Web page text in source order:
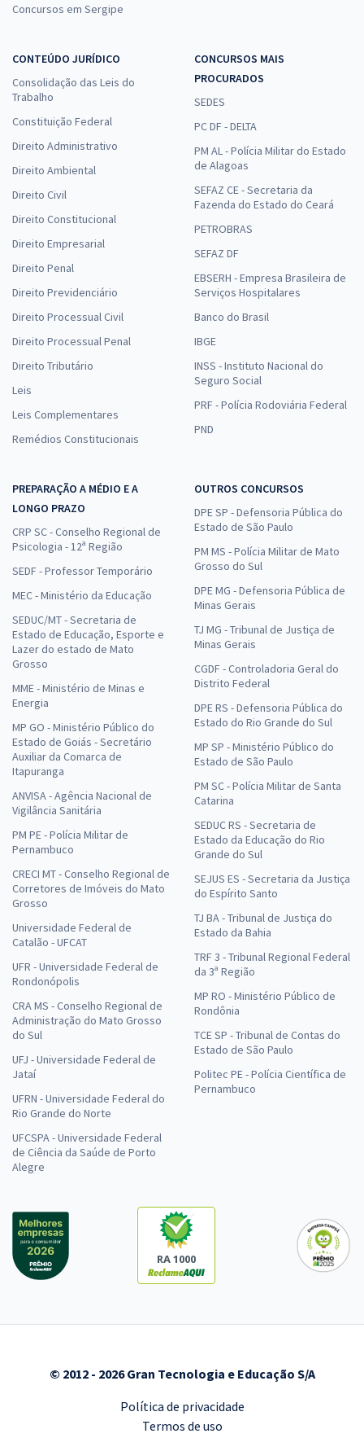
Concursos em Sergipe
CONTEÚDO JURÍDICO
Consolidação das Leis do
Trabalho
Constituição Federal
Direito Administrativo
Direito Ambiental
Direito Civil
Direito Constitucional
Direito Empresarial
Direito Penal
Direito Previdenciário
Direito Processual Civil
Direito Processual Penal
Direito Tributário
Leis
Leis Complementares
Remédios Constitucionais
CONCURSOS MAIS
PROCURADOS
SEDES
PC DF - DELTA
PM AL - Polícia Militar do Estado
de Alagoas
SEFAZ CE - Secretaria da
Fazenda do Estado do Ceará
PETROBRAS
SEFAZ DF
EBSERH - Empresa Brasileira de
Serviços Hospitalares
Banco do Brasil
IBGE
INSS - Instituto Nacional do
Seguro Social
PRF - Polícia Rodoviária Federal
PND
PREPARAÇÃO A MÉDIO E A
LONGO PRAZO
CRP SC - Conselho Regional de
Psicologia - 12ª Região
SEDF - Professor Temporário
MEC - Ministério da Educação
SEDUC/MT - Secretaria de
Estado de Educação, Esporte e
Lazer do estado de Mato
Grosso
MME - Ministério de Minas e
Energia
MP GO - Ministério Público do
Estado de Goiás - Secretário
Auxiliar da Comarca de
Itapuranga
ANVISA - Agência Nacional de
Vigilância Sanitária
PM PE - Polícia Militar de
Pernambuco
CRECI MT - Conselho Regional de
Corretores de Imóveis do Mato
Grosso
Universidade Federal de
Catalão - UFCAT
UFR - Universidade Federal de
Rondonópolis
CRA MS - Conselho Regional de
Administração do Mato Grosso
do Sul
UFJ - Universidade Federal de
Jataí
UFRN - Universidade Federal do
Rio Grande do Norte
UFCSPA - Universidade Federal
de Ciência da Saúde de Porto
Alegre
OUTROS CONCURSOS
DPE SP - Defensoria Pública do
Estado de São Paulo
PM MS - Polícia Militar de Mato
Grosso do Sul
DPE MG - Defensoria Pública de
Minas Gerais
TJ MG - Tribunal de Justiça de
Minas Gerais
CGDF - Controladoria Geral do
Distrito Federal
DPE RS - Defensoria Pública do
Estado do Rio Grande do Sul
MP SP - Ministério Público do
Estado de São Paulo
PM SC - Polícia Militar de Santa
Catarina
SEDUC RS - Secretaria de
Estado da Educação do Rio
Grande do Sul
SEJUS ES - Secretaria da Justiça
do Espírito Santo
TJ BA - Tribunal de Justiça do
Estado da Bahia
TRF 3 - Tribunal Regional Federal
da 3ª Região
MP RO - Ministério Público de
Rondônia
TCE SP - Tribunal de Contas do
Estado de São Paulo
Politec PE - Polícia Científica de
Pernambuco
RA 1000
© 2012 - 2026 Gran Tecnologia e Educação S/A
Política de privacidade
Termos de uso